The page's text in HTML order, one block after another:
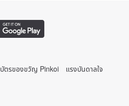
บัตรของขวัญ Pinkoi
แรงบันดาลใจ